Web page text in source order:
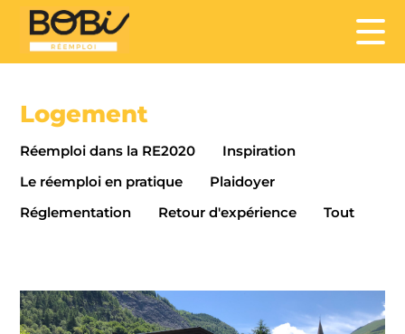
Logement
Réemploi dans la RE2020
Inspiration
Le réemploi en pratique
Plaidoyer
Réglementation
Retour d'expérience Tout